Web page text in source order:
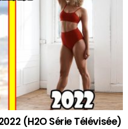
(H2O Série Télévisée)